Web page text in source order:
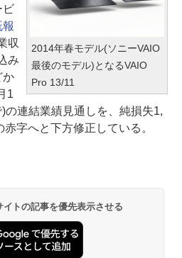
2014年春モデル(ソニーVAIO
最後のモデル)となるVAIO
Pro 13/11
ビ
報
収
み
か
1
の連結業績見通しを、純損失1,
字へと下方修正している。
トの記事を優先表示させる